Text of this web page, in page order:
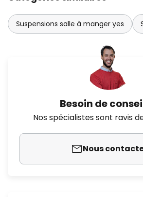
Suspensions salle à manger yes
Besoin de
Nos spécialistes sont ravis
Nous